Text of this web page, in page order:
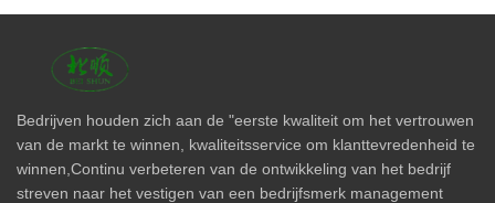
Bedrijven houden zich aan de "eerste kwaliteit om het vertrouwen
van de markt te winnen, kwaliteitsservice om klanttevredenheid te
winnen,Continu verbeteren van de ontwikkeling van het bedrijf
streven naar het vestigen van een bedrijfsmerk management